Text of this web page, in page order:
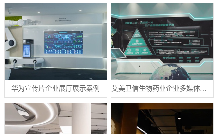
华为宣传片企业展厅展示案例